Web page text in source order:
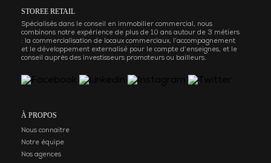
STOREE RETAIL
Spécialisés dans le conseil en immobilier commercial, nous
combinons notre expérience de plus de 10 ans autour de 3 métiers
: la commercialisation de locaux commerciaux, l’accompagnement
et le développement externalisé pour le compte d’enseignes, et le
conseil auprès des investisseurs promoteurs ou bailleurs.
À PROPOS
Nous connaitre
Notre équipe
Nos agences